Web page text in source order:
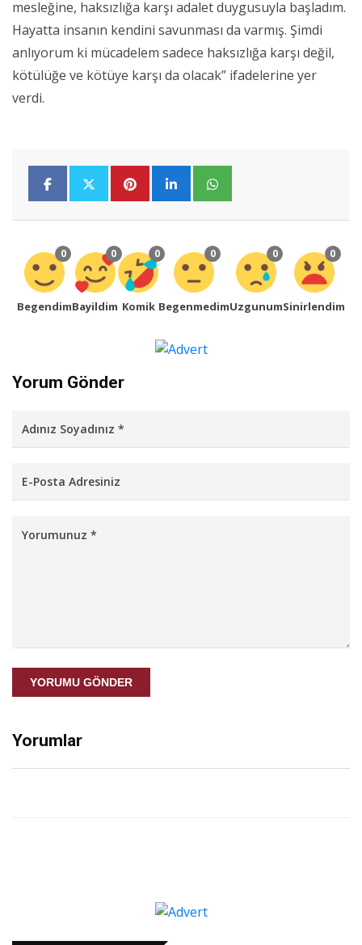
mesleğine, haksızlığa karşı adalet duygusuyla başladım.
Hayatta insanın kendini savunması da varmış. Şimdi
anlıyorum ki mücadelem sadece haksızlığa karşı değil,
kötülüğe ve kötüye karşı da olacak” ifadelerine yer
verdi.
0
Begendim
0
Bayildim
0
Komik
0
Begenmedim
0
Uzgunum
0
Sinirlendim
Yorum Gönder
YORUMU GÖNDER
Yorumlar